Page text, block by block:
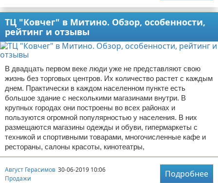
ТЦ "Ковчег" в Митино. Обзор, особенности,
рейтинг и отзывы
В двадцать первом веке люди уже не представляют свою
жизнь без торговых центров. Их количество растет с каждым
днем. Практически в каждом населенном пункте есть
большое здание с несколькими магазинами внутри. В
крупных городах они построены во всех районах и
пользуются огромной популярностью у населения. В них
размещаются магазины одежды и обуви, гипермаркеты с
техникой и спортивными товарами, многочисленные кафе и
рестораны, салоны красоты, кинотеатры,
Август Герасимов 30-06-2019 10:06
Продажи
Подробнее